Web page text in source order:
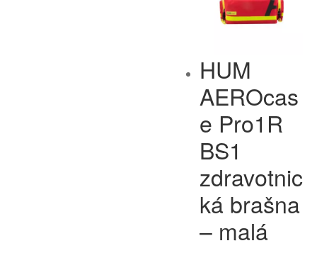
HUM
AEROcas
e Pro1R
BS1
zdravotnic
ká brašna
– malá